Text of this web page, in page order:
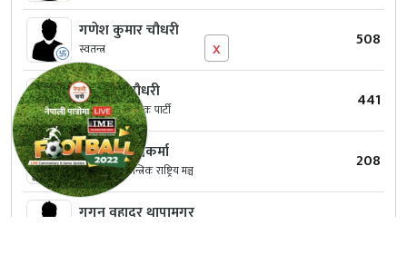
गणेश कुमार चौधरी
स्वतन्त्र 508
रामकृष्ण चौधरी
नेपाल लोकतान्त्रिक पार्टी 441
शेर सिंह विश्वकर्मा
संघीय लोकतान्त्रिक राष्ट्रिय मञ्च 208
गगन वहादुर थापामगर
x